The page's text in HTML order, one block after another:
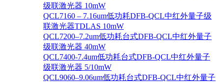
级联激光器 10mW
QCL7160 – 7.16um低功耗DFB-QCL中红外量子级
联激光器TDLAS 10mW
QCL7200–7.2um低功耗台式DFB-QCL中红外量子
级联激光器 40mW
QCL7400-7.4um低功耗台式DFB-QCL中红外量子
级联激光器 5/10mW
QCL9060–9.06um低功耗台式DFB-QCL中红外量子